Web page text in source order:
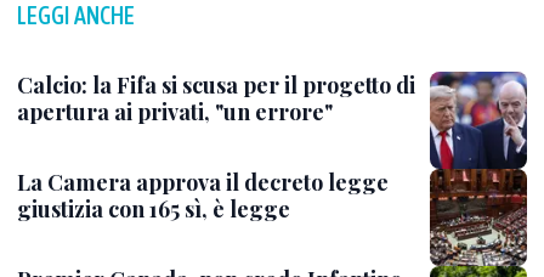
LEGGI ANCHE
Calcio: la Fifa si scusa per il progetto di
apertura ai privati, "un errore"
La Camera approva il decreto legge
giustizia con 165 sì, è legge